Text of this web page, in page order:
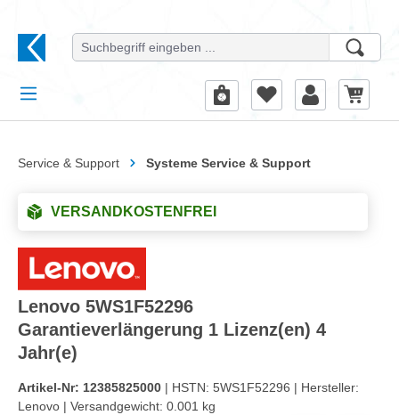
Service & Support Systeme Service & Support
VERSANDKOSTENFREI
Lenovo 5WS1F52296
Garantieverlängerung 1 Lizenz(en) 4
Jahr(e)
Artikel-Nr: 12385825000 | HSTN: 5WS1F52296 | Hersteller:
Lenovo | Versandgewicht: 0.001 kg